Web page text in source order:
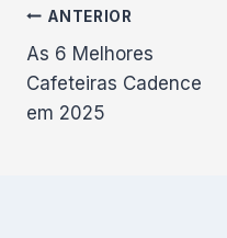
Navegação
de
Post
ANTERIOR
As 6 Melhores
Cafeteiras Cadence
em 2025